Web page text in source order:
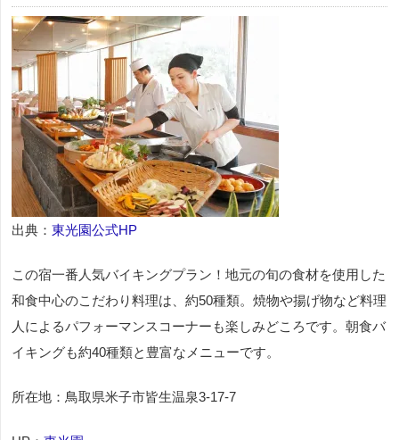
出典： 東光園公式HP
この宿一番人気バイキングプラン！地元の旬の食材を使用した
和食中心のこだわり料理は、約50種類。焼物や揚げ物など料理
人によるパフォーマンスコーナーも楽しみどころです。朝食バ
イキングも約40種類と豊富なメニューです。
所在地：鳥取県米子市皆生温泉3-17-7